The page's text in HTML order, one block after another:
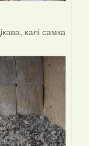
калі самка